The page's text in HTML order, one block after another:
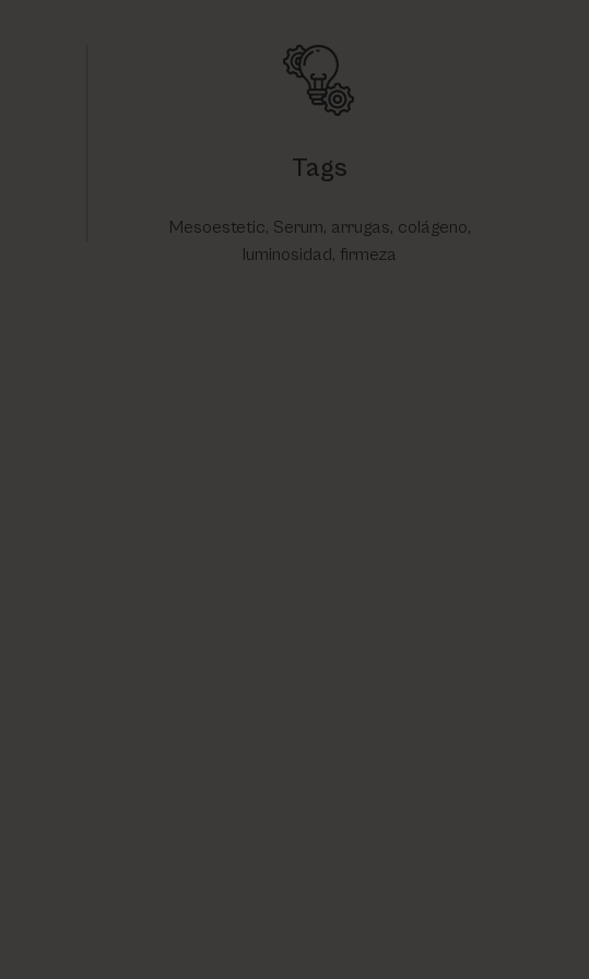
Tags
Mesoestetic, Serum, arrugas, colágeno,
luminosidad, firmeza